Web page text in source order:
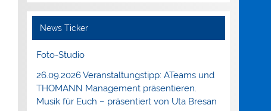
News Ticker
Foto-Studio
26.09.2026 Veranstaltungstipp: ATeams und
THOMANN Management präsentieren.
Musik für Euch – präsentiert von Uta Bresan